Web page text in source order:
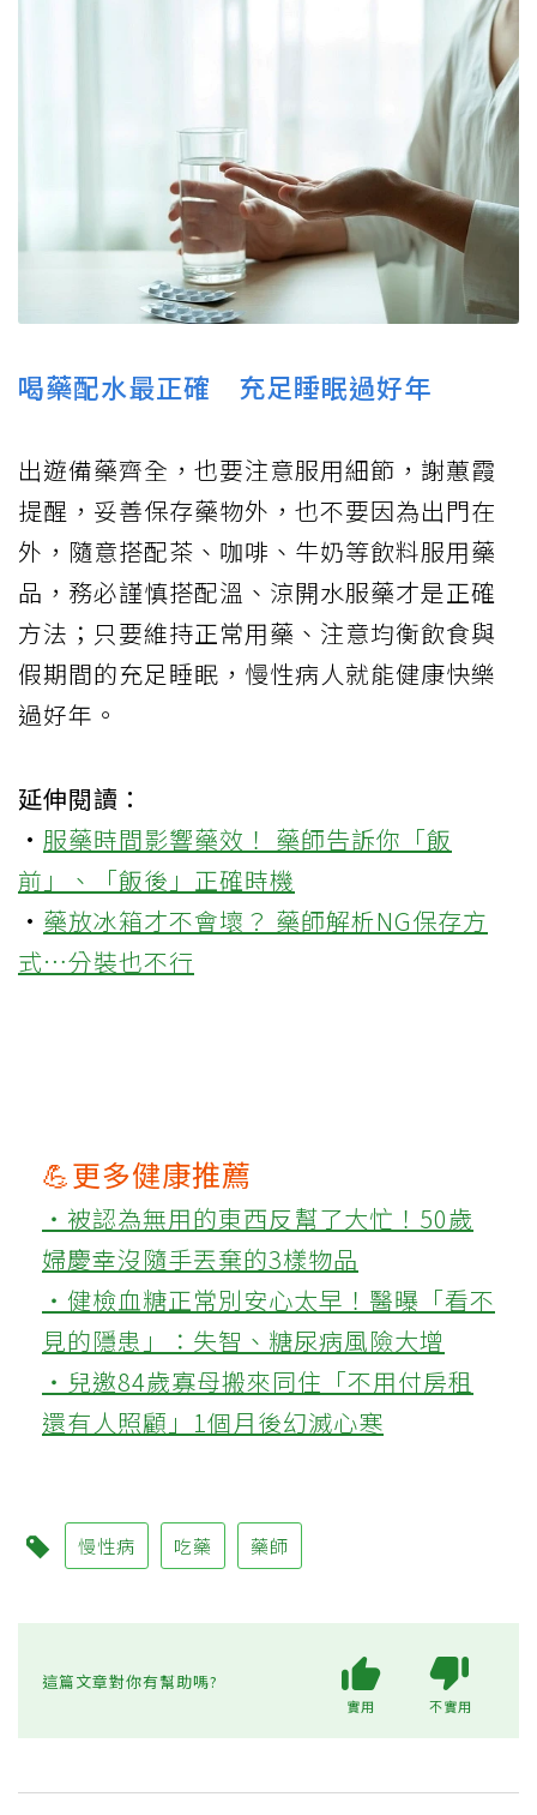
喝藥配水最正確 充足睡眠過好年
出遊備藥齊全，也要注意服用細節，謝蕙霞
提醒，妥善保存藥物外，也不要因為出門在
外，隨意搭配茶、咖啡、牛奶等飲料服用藥
品，務必謹慎搭配溫、涼開水服藥才是正確
方法；只要維持正常用藥、注意均衡飲食與
假期間的充足睡眠，慢性病人就能健康快樂
過好年。
延伸閱讀：
· 服藥時間影響藥效！ 藥師告訴你「飯
前」、「飯後」正確時機
· 藥放冰箱才不會壞？ 藥師解析NG保存方
式…分裝也不行
💪更多健康推薦
‧被認為無用的東西反幫了大忙！50歲
婦慶幸沒隨手丟棄的3樣物品
‧健檢血糖正常別安心太早！醫曝「看不
見的隱患」：失智、糖尿病風險大增
‧兒邀84歲寡母搬來同住「不用付房租
還有人照顧」1個月後幻滅心寒
慢性病 吃藥 藥師
這篇文章對你有幫助嗎?
實用 不實用